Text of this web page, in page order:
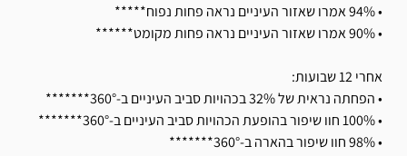
• 94% אמרו שאזור העיניים נראה פחות נפוח*****
• 90% אמרו שאזור העיניים נראה פחות מקומט******
אחרי 12 שבועות:
• הפחתה נראית של 32% בכהויות סביב העיניים ב-360°*******
• 100% חוו שיפור בהופעת הכהויות סביב העיניים ב-360°*******
• 98% חוו שיפור בהארה ב-360°*******